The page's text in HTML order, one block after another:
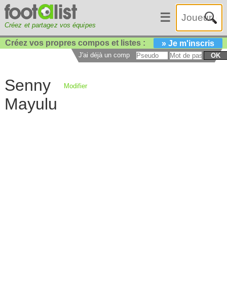
Créez et partagez vos équipes
☰
Créez vos propres compos et listes : » Je m'inscris
J'ai déjà un compte : OK
Senny
Mayulu
Modifier